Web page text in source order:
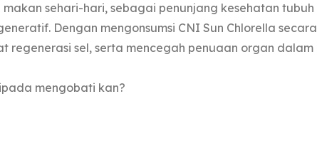
sehari-hari, sebagai penunjang kesehatan tubuh
Dengan mengonsumsi CNI Sun Chlorella secara
sel, serta mencegah penuaan organ dalam
mengobati kan?